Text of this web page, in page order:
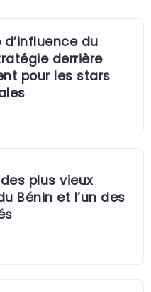
du
derrière
pour les stars
des plus vieux
Bénin et l’un des